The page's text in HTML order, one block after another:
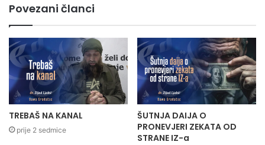
Povezani članci
TREBAŠ NA KANAL
prije 2 sedmice
ŠUTNJA DAIJA O
PRONEVJERI ZEKATA OD
STRANE IZ-a